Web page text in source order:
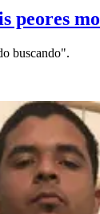
peores
buscando".